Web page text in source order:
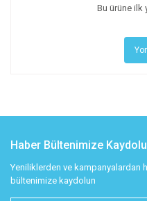
Bu ürüne ilk
Haber Bültenimize
Yeniliklerden ve kampanyalardan
bültenimize kaydolun